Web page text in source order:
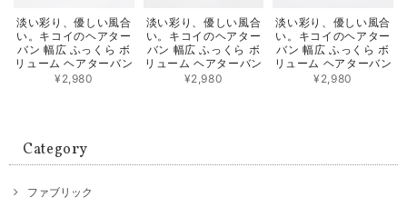
淡い彩り、優しい風合
い。キコイのヘアター
バン 幅広 ふっくら ボ
リューム ヘアターバン
¥2,980
淡い彩り、優しい風合
い。キコイのヘアター
バン 幅広 ふっくら ボ
リューム ヘアターバン
¥2,980
淡い彩り、優しい風合
い。キコイのヘアター
バン 幅広 ふっくら ボ
リューム ヘアターバン
¥2,980
Category
ファブリック